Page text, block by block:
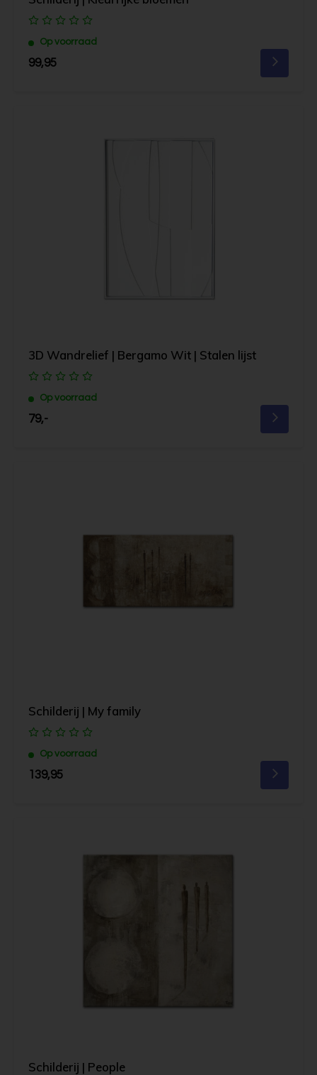
Op voorraad
99,95
3D Wandrelief | Bergamo Wit | Stalen lijst
Op voorraad
79,-
Schilderij | My family
Op voorraad
139,95
Schilderij | People